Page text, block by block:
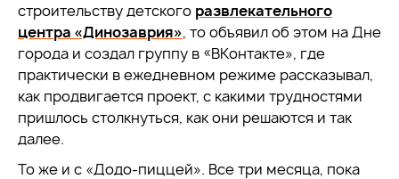
строительству детского развлекательного
центра «Динозаврия», то объявил об этом на Дне
города и создал группу в «ВКонтакте», где
практически в ежедневном режиме рассказывал,
как продвигается проект, с какими трудностями
пришлось столкнуться, как они решаются и так
далее.
То же и с «Додо-пиццей». Все три месяца, пока